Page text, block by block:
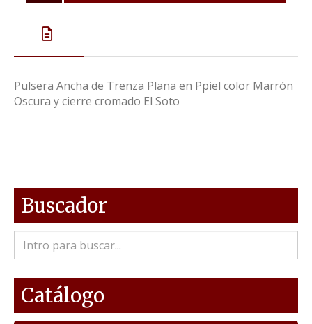
Pulsera Ancha de Trenza Plana en Ppiel color Marrón
Oscura y cierre cromado El Soto
Buscador
Catálogo